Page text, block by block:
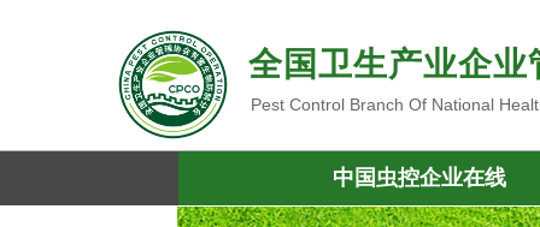
全国卫生产业企
Pest Control Branch Of National
中国虫控企业在线